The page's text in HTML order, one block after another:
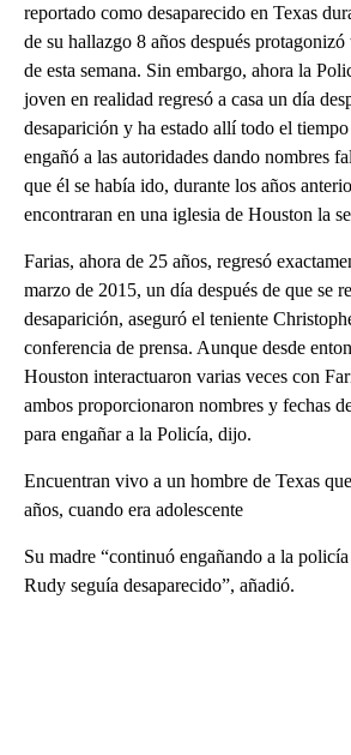
reportado como desaparecido en Texas
de su hallazgo 8 años después
de esta semana. Sin embargo, ahora la
joven en realidad regresó a casa un día
desaparición y ha estado allí todo el
engañó a las autoridades dando nombres
que él se había ido, durante los años
encontraran en una iglesia de Houston la
Farias, ahora de 25 años, regresó
marzo de 2015, un día después de que se
desaparición, aseguró el teniente
conferencia de prensa. Aunque desde
Houston interactuaron varias veces con
ambos proporcionaron nombres y fechas
para engañar a la Policía, dijo.
Encuentran vivo a un hombre de Texas
años, cuando era adolescente
Su madre “continuó engañando a la
Rudy seguía desaparecido”, añadió.